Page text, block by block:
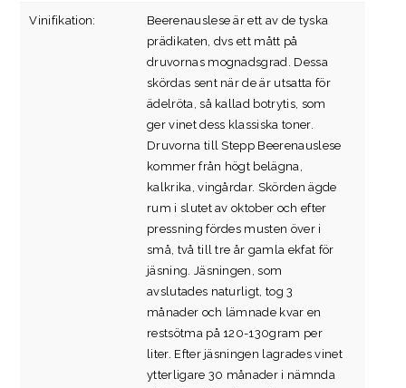
Vinifikation:
Beerenauslese är ett av de tyska
prädikaten, dvs ett mått på
druvornas mognadsgrad. Dessa
skördas sent när de är utsatta för
ädelröta, så kallad botrytis, som
ger vinet dess klassiska toner.
Druvorna till Stepp Beerenauslese
kommer från högt belägna,
kalkrika, vingårdar. Skörden ägde
rum i slutet av oktober och efter
pressning fördes musten över i
små, två till tre år gamla ekfat för
jäsning. Jäsningen, som
avslutades naturligt, tog 3
månader och lämnade kvar en
restsötma på 120-130gram per
liter. Efter jäsningen lagrades vinet
ytterligare 30 månader i nämnda